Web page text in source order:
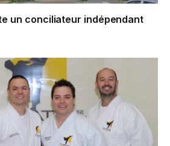
un conciliateur indépendant